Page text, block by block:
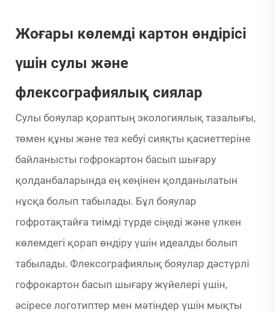
Жоғары көлемді картон өндірісі
үшін сулы және
флексографиялық сиялар
Сулы бояулар қораптың экологиялық тазалығы,
төмен құны және тез кебуі сияқты қасиеттеріне
байланысты гофрокартон басып шығару
қолданбаларында ең кеңінен қолданылатын
нұсқа болып табылады. Бұл бояулар
гофротақтайға тиімді түрде сіңеді және үлкен
көлемдегі қорап өндіру үшін идеалды болып
табылады. Флексографиялық бояулар дәстүрлі
гофрокартон басып шығару жүйелері үшін,
әсіресе логотиптер мен мәтіндер үшін мықты